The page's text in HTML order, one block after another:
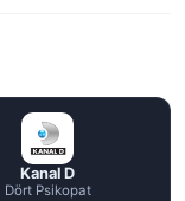
Kanal D
Dört Psikopat